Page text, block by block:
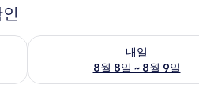
~ 8월 8일
내일
8월 8일 ~ 8월 9일
내일 예약 가능 여부 확인, 8월